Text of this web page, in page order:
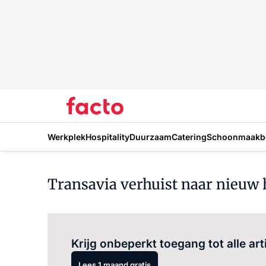
WerkplekHospitalityDuurzaamCatering
Transavia verhuist naar
Krijg onbeperkt toegang tot alle